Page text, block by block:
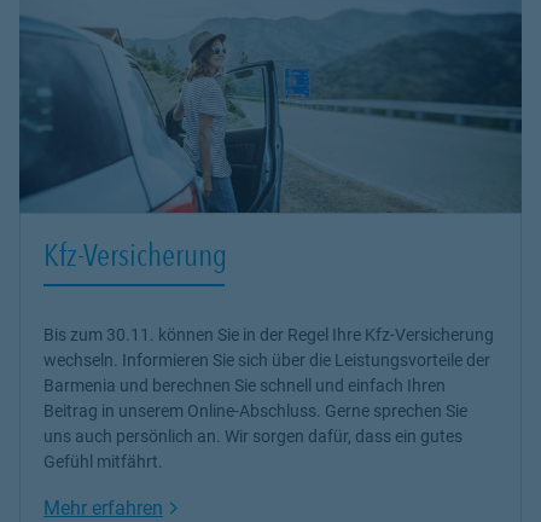
Kfz-Versicherung
Bis zum 30.11. können Sie in der Regel Ihre Kfz-Versicherung
wechseln. Informieren Sie sich über die Leistungsvorteile der
Barmenia und berechnen Sie schnell und einfach Ihren
Beitrag in unserem Online-Abschluss. Gerne sprechen Sie
uns auch persönlich an. Wir sorgen dafür, dass ein gutes
Gefühl mitfährt.
Mehr erfahren Link Opens in New Tab